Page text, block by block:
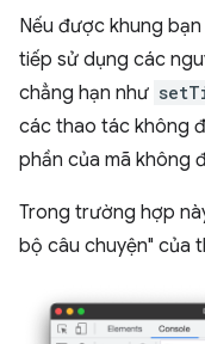
Nếu được khung
tiếp sử dụng các
chẳng hạn như
các thao tác không
phần của mã không
Trong trường hợp
bộ câu chuyện" của